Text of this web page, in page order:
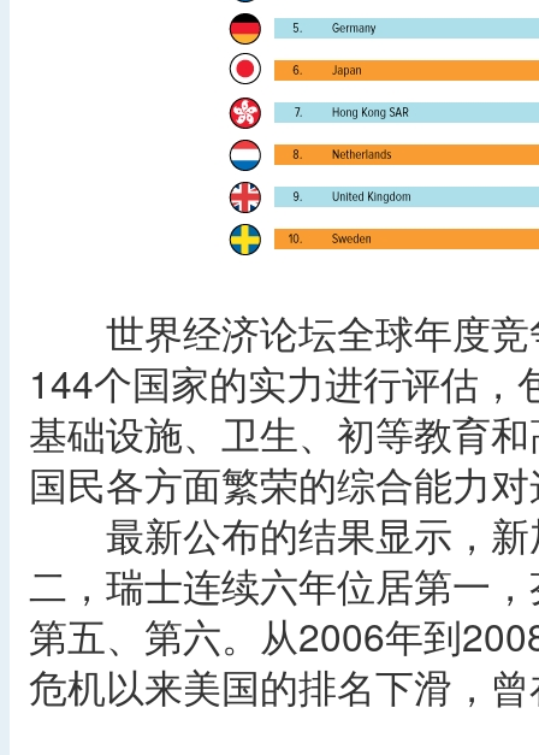
世界经济论坛全球年度竞
144个国家的实力进行评估
基础设施、卫生、初等教育
国民各方面繁荣的综合能力
最新公布的结果显示，新
二，瑞士连续六年位居第一
第五、第六。从2006年到
危机以来美国的排名下滑，